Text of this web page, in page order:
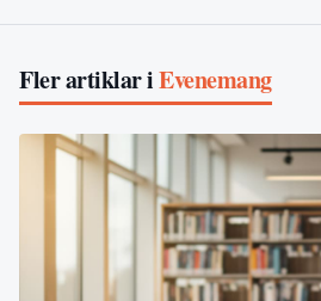
Fler artiklar iEvenemang